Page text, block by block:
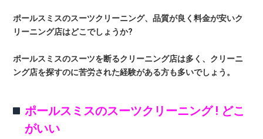
ポールスミスのスーツクリーニング、品質が良く料金が安いク
リーニング店はどこでしょうか?
ポールスミスのスーツを断るクリーニング店は多く、クリーニ
ング店を探すのに苦労された経験がある方も多いでしょう。
ポールスミスのスーツクリーニング ! どこ
がいい